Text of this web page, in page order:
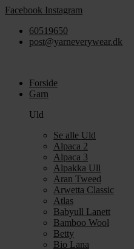
Videre
indhold
Facebook Instagram
60519650
post@yarneverywear.dk
Forside
Garn
Uld
Se alle Uld
Alpaca 2
Alpaca 3
Alpakka Ull
Aran Tweed
Arwetta Classic
Atlas
Babyull Lanett
Bamboo Wool
Betty
Bio Lana